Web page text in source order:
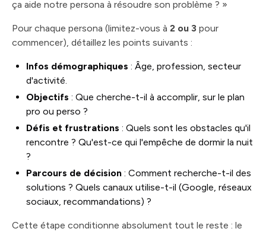
ça aide notre persona à résoudre son problème ? »
Pour chaque persona (limitez-vous à 2 ou 3 pour
commencer), détaillez les points suivants :
Infos démographiques : Âge, profession, secteur
d'activité.
Objectifs : Que cherche-t-il à accomplir, sur le plan
pro ou perso ?
Défis et frustrations : Quels sont les obstacles qu'il
rencontre ? Qu'est-ce qui l'empêche de dormir la nuit
?
Parcours de décision : Comment recherche-t-il des
solutions ? Quels canaux utilise-t-il (Google, réseaux
sociaux, recommandations) ?
Cette étape conditionne absolument tout le reste : le